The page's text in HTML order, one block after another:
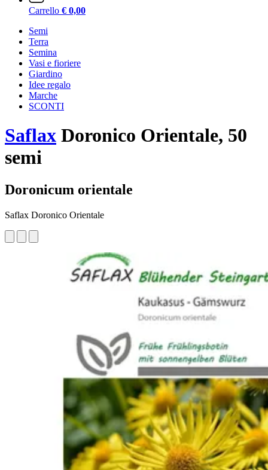
Carrello € 0,00
Semi
Terra
Semina
Vasi e fioriere
Giardino
Idee regalo
Marche
SCONTI
Saflax Doronico Orientale, 50
semi
Doronicum orientale
Saflax Doronico Orientale